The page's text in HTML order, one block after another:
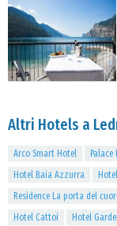
Altri Hotels a
Arco Smart Hotel
Hotel Baia Azzurra
Residence La porta del
Hotel Cattoi
Hotel